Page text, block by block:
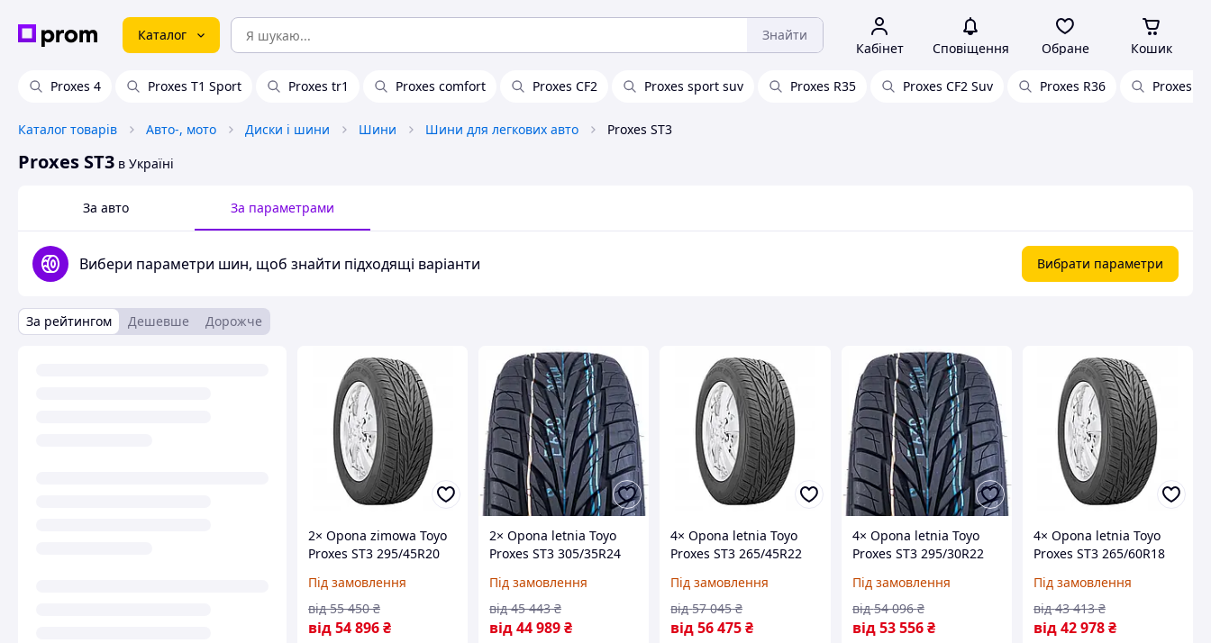
Каталог Знайти
Кабінет Сповіщення Обране Кошик
Proxes 4 Proxes T1 Sport Proxes tr1 Proxes comfort Proxes CF2 Proxes sport suv Proxes R35 Proxes CF2 Suv Proxes R36 Proxes
Каталог товарів Авто-, мото Диски і шини Шини Шини для легкових авто Proxes ST3
Proxes ST3 в Україні
За авто За параметрами
Вибери параметри шин, щоб знайти підходящі варіанти Вибрати параметри
За рейтингом Дешевше Дорожче
2× Opona zimowa Toyo
Proxes ST3 295/45R20
(на Замовлення)
Під замовлення
від54 896₴
від 55 450 ₴
2× Opona letnia Toyo
Proxes ST3 305/35R24
(на Замовлення)
Під замовлення
від44 989₴
від 45 443 ₴
4× Opona letnia Toyo
Proxes ST3 265/45R22
(на Замовлення)
Під замовлення
від56 475₴
від 57 045 ₴
4× Opona letnia Toyo
Proxes ST3 295/30R22
(на Замовлення)
Під замовлення
від 53 556 ₴
від 54 096 ₴
4× Opona letnia Toyo
Proxes ST3 265/60R18
(на Замовлення)
Під замовлення
від42 978₴
від 43 413 ₴